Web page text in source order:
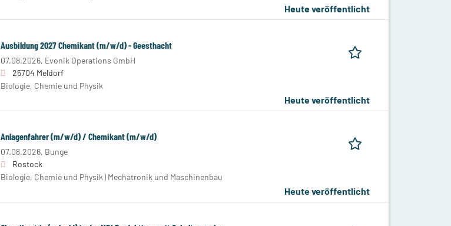
Heute veröffentlicht
Ausbildung 2027 Chemikant (m/w/d) - Geesthacht
07.08.2026, Evonik Operations GmbH
25704 Meldorf
Biologie, Chemie und Physik
Heute veröffentlicht
Anlagenfahrer (m/w/d) / Chemikant (m/w/d)
07.08.2026, Bunge
Rostock
Biologie, Chemie und Physik | Mechatronik und Maschinenbau
Heute veröffentlicht